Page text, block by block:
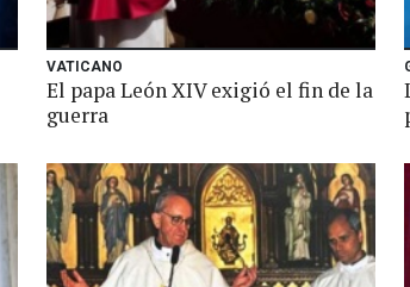
VATICANO
El papa León XIV exigió el fin de la
guerra